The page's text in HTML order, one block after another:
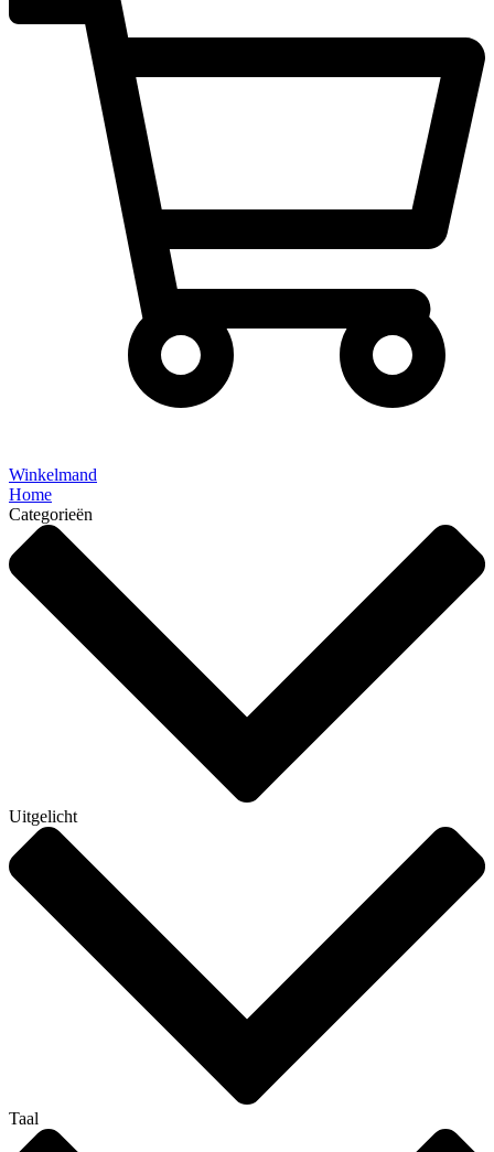
Winkelmand
Home
Categorieën
Uitgelicht
Taal